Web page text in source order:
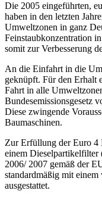
Die 2005 eingeführten,
haben in den letzten
Umweltzonen in ganz
Feinstaubkonzentration
somit zur Verbesserung
An die Einfahrt in die
geknüpft. Für den Erhalt
Fahrt in alle
Bundesemissionsgesetz
Diese zwingende
Baumaschinen.
Zur Erfüllung der Euro 4
einem Dieselpartikelfilter
2006/ 2007 gemäß der
standardmäßig mit
ausgestattet.